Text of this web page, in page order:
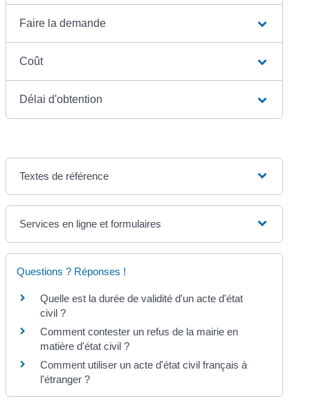
Faire la demande
Coût
Délai d'obtention
Textes de référence
Services en ligne et formulaires
Questions ? Réponses !
Quelle est la durée de validité d'un acte d'état
civil ?
Comment contester un refus de la mairie en
matière d'état civil ?
Comment utiliser un acte d'état civil français à
l'étranger ?